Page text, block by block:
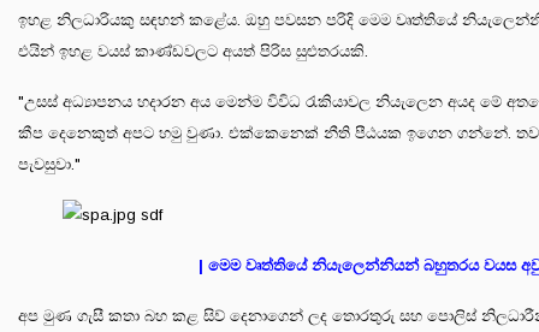
ඉහළ නිලධාරියකු සඳහන් කළේය. ඔහු පවසන පරිදි මෙම වෘත්තියේ
එයින් ඉහළ වයස් කාණ්ඩවලට අයත් පිරිස සුළුතරයකි.
"උසස් අධ්‍යාපනය හදාරන අය මෙන්ම විවිධ රැකියාවල නියැලෙන අයද මේ
කීප දෙනෙකුත් අපට හමු වුණා. එක්කෙනෙක් නීති පීඨයක ඉගෙන ගන්නේ. තවත්
පැවසුවා."
| මෙම වෘත්තියේ නියැලෙන්නියන් බහුතරය වයස
අප මුණ ගැසී කතා බහ කළ සිව් දෙනාගෙන් ලද තොරතුරු සහ පොලිස්